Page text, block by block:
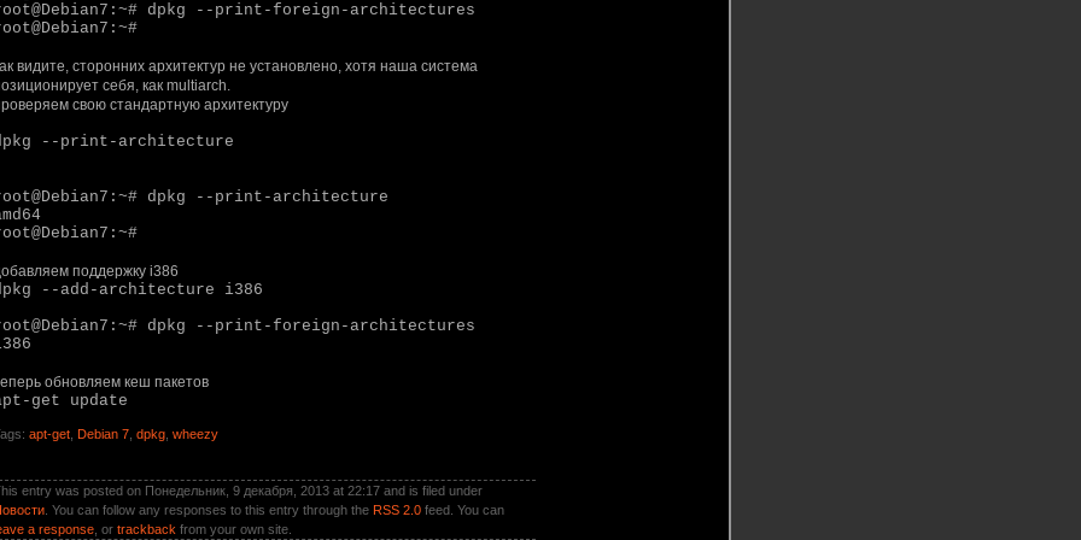
dpkg --print-foreign-architectures
видите, сторонних архитектур не установлено, хотя наша система
себя, как multiarch.
свою стандартную архитектуру
--print-architecture
dpkg --print-architecture
поддержку i386
--add-architecture i386
dpkg --print-foreign-architectures
обновляем кеш пакетов
get update
apt-get Debian 7 dpkg wheezy
entry was posted on Понедельник, 9 декабря, 2013 at 22:17 and is filed under
. You can follow any responses to this entry through the RSS 2.0 feed. You can
a response , or trackback from your own site.